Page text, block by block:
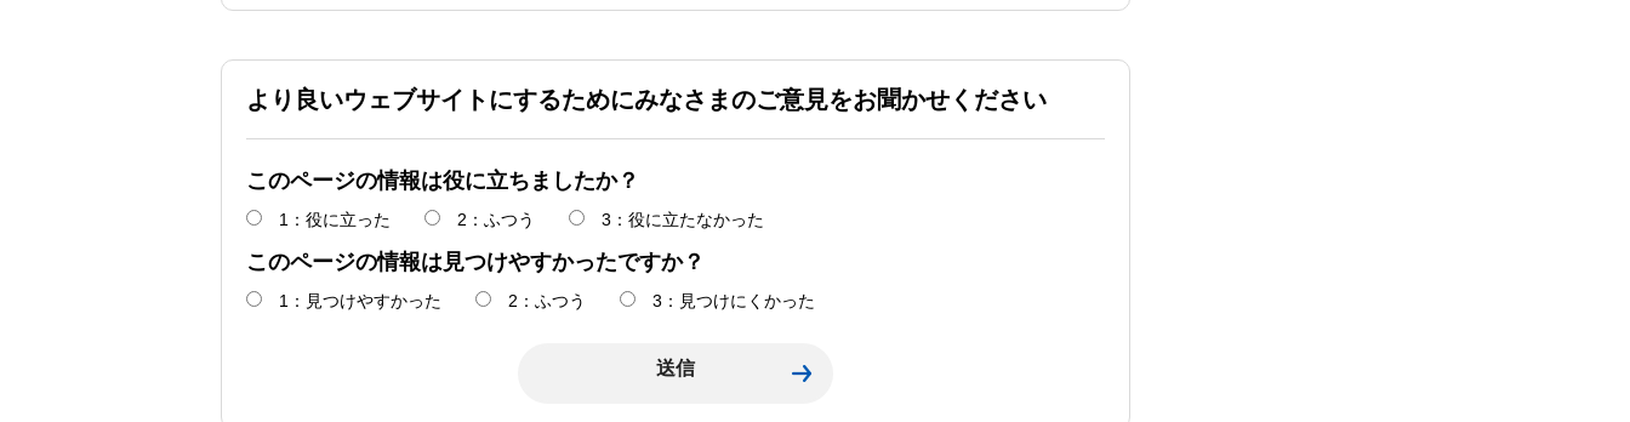
より良いウェブサイトにするためにみなさまのご意見をお聞かせください
このページの情報は役に立ちましたか？
1：役に立った 2：ふつう 3：役に立たなかった
このページの情報は見つけやすかったですか？
1：見つけやすかった 2：ふつう 3：見つけにくかった